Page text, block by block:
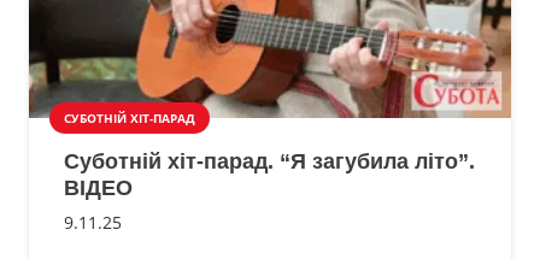
СУБОТНІЙ ХІТ-ПАРАД
Суботній хіт-парад. “Я загубила літо”.
ВІДЕО
9.11.25